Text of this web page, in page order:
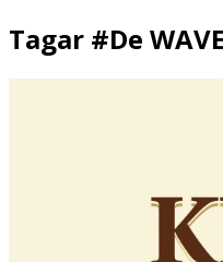
Tagar #De WAVE